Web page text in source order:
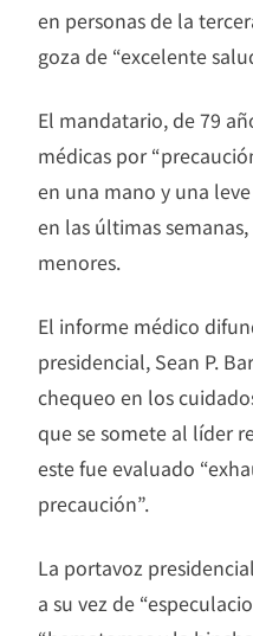
en personas de la
goza de “excelente
El mandatario, de 79
médicas por
en una mano y una
en las últimas
menores.
El informe médico
presidencial, Sean P.
chequeo en los
que se somete al líder
este fue evaluado
precaución”.
La portavoz
a su vez de